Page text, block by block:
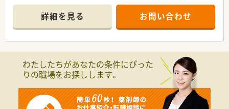
詳細を見る お問い合わせ
わたしたちがあなたの条件にぴった
りの職場をお探しします。